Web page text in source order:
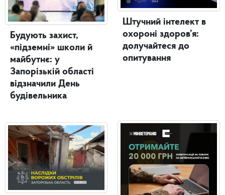
Будують захист,
«підземні» школи й
майбутнє: у
Запорізькій області
відзначили День
будівельника
Штучний інтелект в
охороні здоров’я:
долучайтеся до
опитування